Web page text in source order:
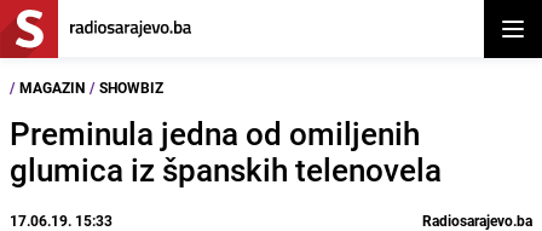
/ MAGAZIN / SHOWBIZ
Preminula jedna od omiljenih
glumica iz španskih telenovela
17.06.19. 15:33 Radiosarajevo.ba